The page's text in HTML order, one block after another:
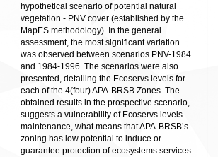
hypothetical scenario of potential natural
vegetation - PNV cover (established by the
MapES methodology). In the general
assessment, the most significant variation
was observed between scenarios PNV-1984
and 1984-1996. The scenarios were also
presented, detailing the Ecoservs levels for
each of the 4(four) APA-BRSB Zones. The
obtained results in the prospective scenario,
suggests a vulnerability of Ecoservs levels
maintenance, what means that APA-BRSB’s
zoning has low potential to induce or
guarantee protection of ecosystems services.